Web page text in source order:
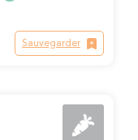
Sauvegarder